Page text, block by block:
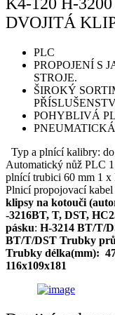
DVOJITÁ
PLC
PROPOJENÍ S
STROJE.
ŠIROKÝ
POHYBLIVÁ
Typ a plnící kalibry:
Automatický nůž PLC
plnící trubici 60 mm 1 x
Plnicí propojovací
klipsy na kotouči
-3216BT, T, DST,
pásku: H-3214 BT/T/
BT/T/DST Trubky
Trubky délka(mm):
116x109x181